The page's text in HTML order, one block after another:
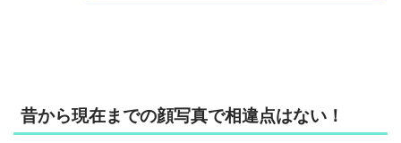
昔から現在までの顔写真で相違点はない！